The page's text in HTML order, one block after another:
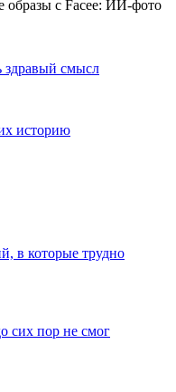
образы с Facee: ИИ-фото
здравый смысл
историю
в которые трудно
сих пор не смог